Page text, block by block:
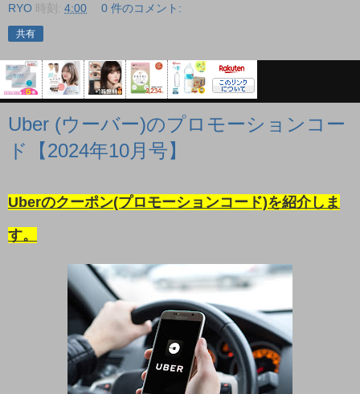
RYO 時刻: 4:00 0 件のコメント:
共有
Uber (ウーバー)のプロモーションコー
ド【2024年10月号】
Uberのクーポン(プロモーションコード)を紹介しま
す。